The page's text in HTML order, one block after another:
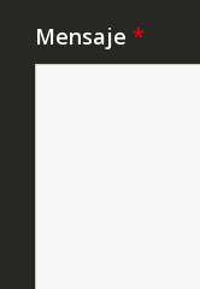
Mensaje *